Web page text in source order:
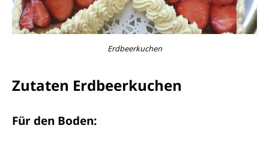
Erdbeerkuchen
Zutaten Erdbeerkuchen
Für den Boden: